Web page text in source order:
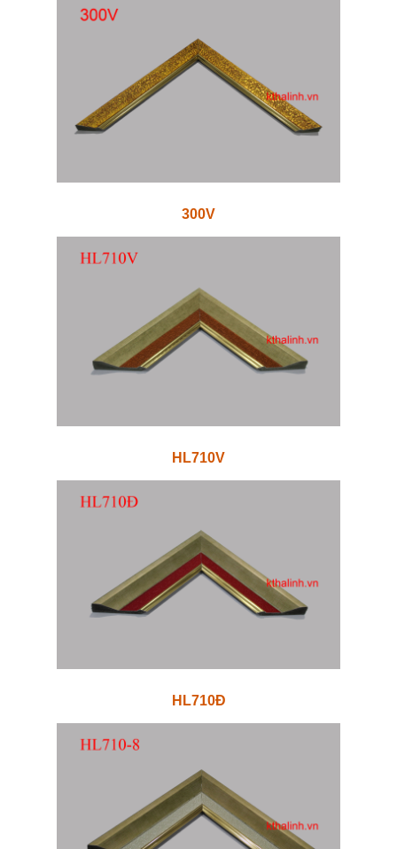
300V
HL710V
HL710Đ